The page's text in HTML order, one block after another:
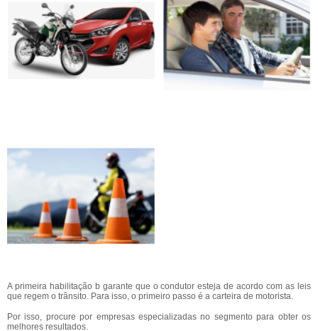
A primeira habilitação b garante que o condutor esteja de acordo com as leis
que regem o trânsito. Para isso, o primeiro passo é a carteira de motorista.
Por isso, procure por empresas especializadas no segmento para obter os
melhores resultados.